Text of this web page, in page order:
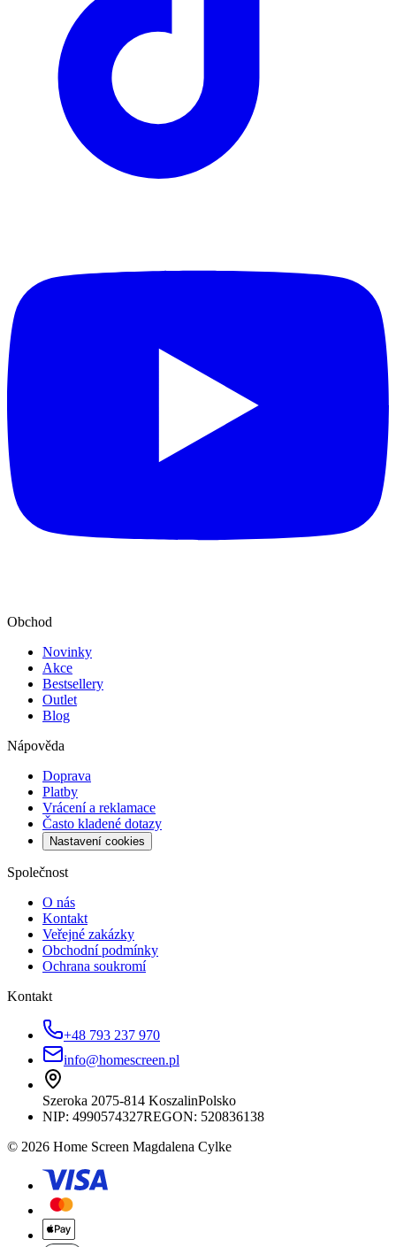
Obchod
Novinky
Akce
Bestsellery
Outlet
Blog
Nápověda
Doprava
Platby
Vrácení a reklamace
Často kladené dotazy
Nastavení cookies
Společnost
O nás
Kontakt
Veřejné zakázky
Obchodní podmínky
Ochrana soukromí
Kontakt
+48 793 237 970
info@homescreen.pl
Szeroka 2075-814 KoszalinPolsko
NIP: 4990574327REGON: 520836138
© 2026 Home Screen Magdalena Cylke